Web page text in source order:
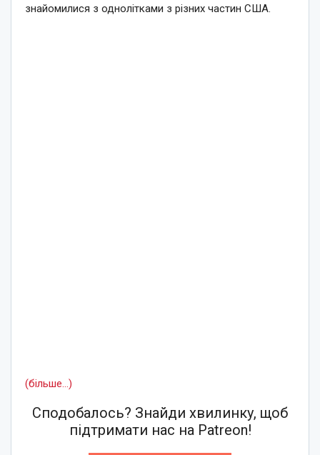
знайомилися з однолітками з різних частин США.
(більше…)
Сподобалось? Знайди хвилинку, щоб
підтримати нас на Patreon!